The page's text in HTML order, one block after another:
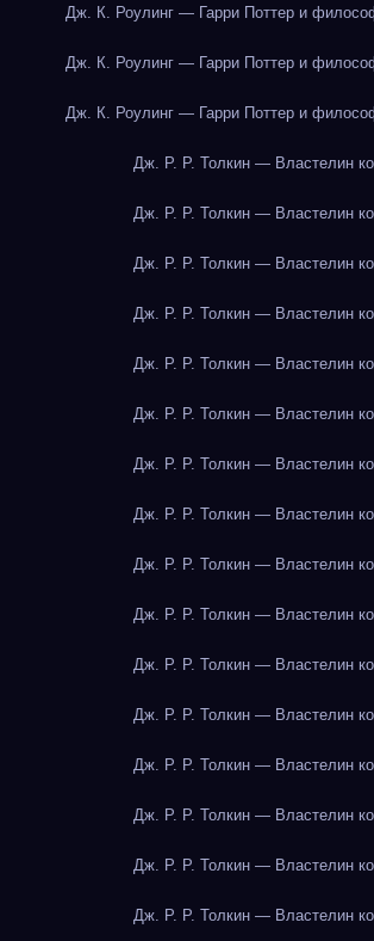
Дж. К. Роулинг — Гарри Поттер и
Дж. К. Роулинг — Гарри Поттер и
Дж. К. Роулинг — Гарри Поттер и
Дж. Р. Р. Толкин — Властелин
Дж. Р. Р. Толкин — Властелин
Дж. Р. Р. Толкин — Властелин
Дж. Р. Р. Толкин — Властелин
Дж. Р. Р. Толкин — Властелин
Дж. Р. Р. Толкин — Властелин
Дж. Р. Р. Толкин — Властелин
Дж. Р. Р. Толкин — Властелин
Дж. Р. Р. Толкин — Властелин
Дж. Р. Р. Толкин — Властелин
Дж. Р. Р. Толкин — Властелин
Дж. Р. Р. Толкин — Властелин
Дж. Р. Р. Толкин — Властелин
Дж. Р. Р. Толкин — Властелин
Дж. Р. Р. Толкин — Властелин
Дж. Р. Р. Толкин — Властелин